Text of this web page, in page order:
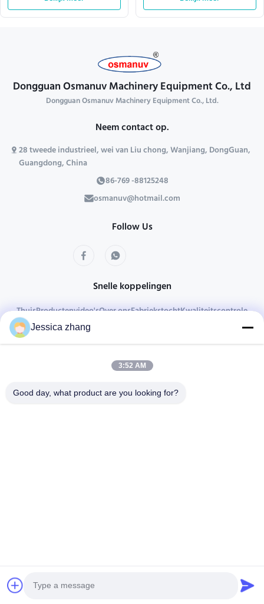
Dongguan Osmanuv Machinery Equipment Co., Ltd
Dongguan Osmanuv Machinery Equipment Co., Ltd.
Neem contact op.
28 tweede industrieel, wei van Liu chong, Wanjiang, DongGuan,
Guangdong, China
86-769 -88125248
osmanuv@hotmail.com
Follow Us
Snelle koppelingen
ThuisProductenvideo'sOver onsFabriekstochtKwaliteitscontrole
Neem contact met ons op
Copyright © 2021-2026 Dongguan Osmanuv Machinery Equipment Co., Ltd.
Jessica zhang
3:52 AM
Good day, what product are you looking for?